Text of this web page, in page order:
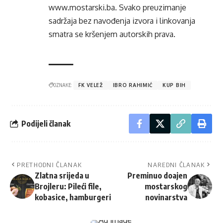
www.mostarski.ba. Svako preuzimanje
sadržaja bez navođenja izvora i linkovanja
smatra se kršenjem autorskih prava.
OZNAKE: FK VELEŽ IBRO RAHIMIĆ KUP BIH
Podijeli članak
PRETHODNI ČLANAK
Zlatna srijeda u
Brojleru: Pileći file,
kobasice, hamburgeri
NAREDNI ČLANAK
Preminuo doajen
mostarskog
novinarstva